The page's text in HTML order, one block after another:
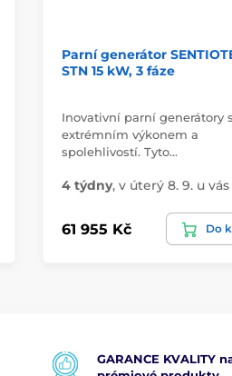
Parní generátor
STN 15 kW, 3 fáze
Inovativní parní generátory s
extrémním výkonem a
spolehlivostí. Tyto…
4 týdny, v úterý 8. 9. u vás
61 955 Kč Do
GARANCE KVALITY